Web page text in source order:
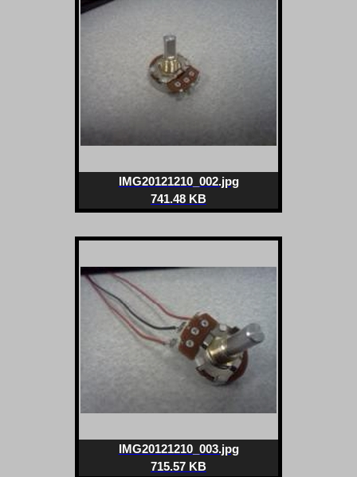
IMG20121210_002.jpg
741.48 KB
IMG20121210_003.jpg
715.57 KB